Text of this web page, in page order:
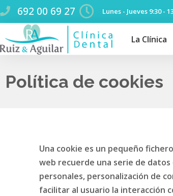
692 00 69 27 Lunes - Jueves 9:30 -
La Clínica
Política de cookies
Una cookie es un pequeño
web recuerde una serie de
personales, personalización de
facilitar al usuario la interacción